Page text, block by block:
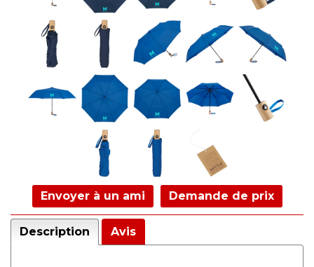
Envoyer à un ami Demande de prix
Description Avis